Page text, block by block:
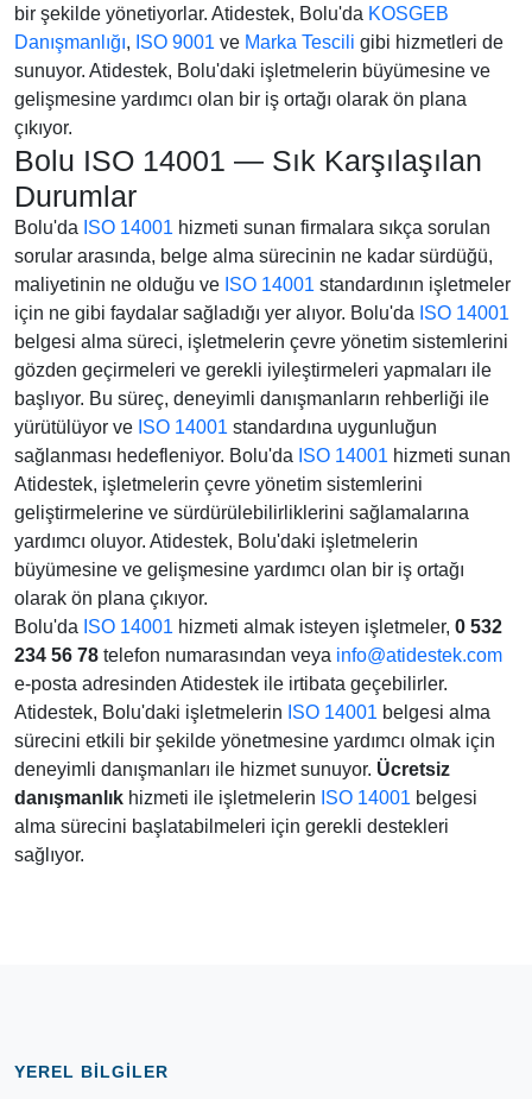
bir şekilde yönetiyorlar. Atidestek, Bolu'da KOSGEB
Danışmanlığı, ISO 9001 ve Marka Tescili gibi hizmetleri de
sunuyor. Atidestek, Bolu'daki işletmelerin büyümesine ve
gelişmesine yardımcı olan bir iş ortağı olarak ön plana
çıkıyor.
Bolu ISO 14001 — Sık Karşılaşılan
Durumlar
Bolu'da ISO 14001 hizmeti sunan firmalara sıkça sorulan
sorular arasında, belge alma sürecinin ne kadar sürdüğü,
maliyetinin ne olduğu ve ISO 14001 standardının işletmeler
için ne gibi faydalar sağladığı yer alıyor. Bolu'da ISO 14001
belgesi alma süreci, işletmelerin çevre yönetim sistemlerini
gözden geçirmeleri ve gerekli iyileştirmeleri yapmaları ile
başlıyor. Bu süreç, deneyimli danışmanların rehberliği ile
yürütülüyor ve ISO 14001 standardına uygunluğun
sağlanması hedefleniyor. Bolu'da ISO 14001 hizmeti sunan
Atidestek, işletmelerin çevre yönetim sistemlerini
geliştirmelerine ve sürdürülebilirliklerini sağlamalarına
yardımcı oluyor. Atidestek, Bolu'daki işletmelerin
büyümesine ve gelişmesine yardımcı olan bir iş ortağı
olarak ön plana çıkıyor.
Bolu'da ISO 14001 hizmeti almak isteyen işletmeler, 0 532
234 56 78 telefon numarasından veya info@atidestek.com
e-posta adresinden Atidestek ile irtibata geçebilirler.
Atidestek, Bolu'daki işletmelerin ISO 14001 belgesi alma
sürecini etkili bir şekilde yönetmesine yardımcı olmak için
deneyimli danışmanları ile hizmet sunuyor. Ücretsiz
danışmanlık hizmeti ile işletmelerin ISO 14001 belgesi
alma sürecini başlatabilmeleri için gerekli destekleri
sağlıyor.
YEREL BILGILER